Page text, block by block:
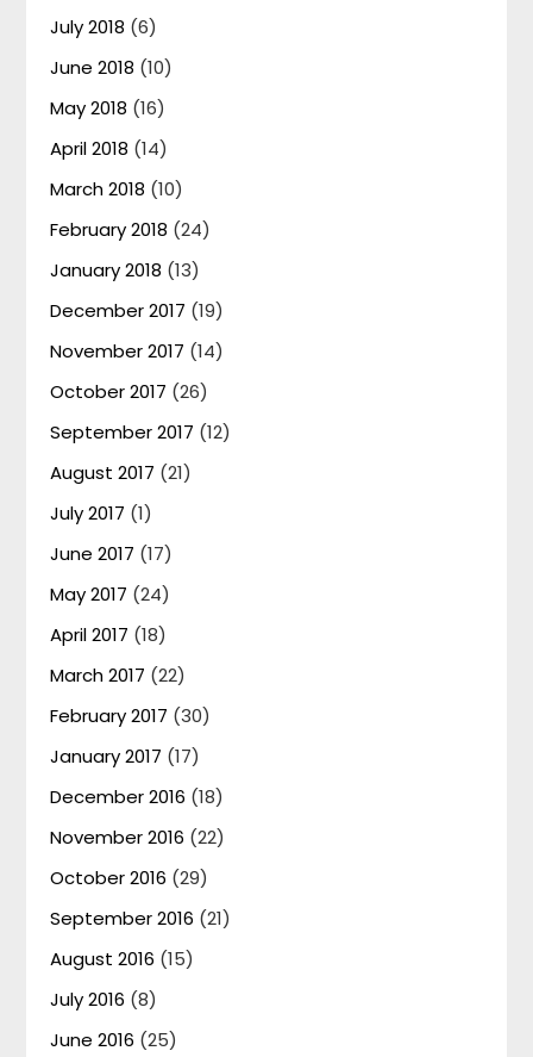
July 2018 (6)
June 2018 (10)
May 2018 (16)
April 2018 (14)
March 2018 (10)
February 2018 (24)
January 2018 (13)
December 2017 (19)
November 2017 (14)
October 2017 (26)
September 2017 (12)
August 2017 (21)
July 2017 (1)
June 2017 (17)
May 2017 (24)
April 2017 (18)
March 2017 (22)
February 2017 (30)
January 2017 (17)
December 2016 (18)
November 2016 (22)
October 2016 (29)
September 2016 (21)
August 2016 (15)
July 2016 (8)
June 2016 (25)